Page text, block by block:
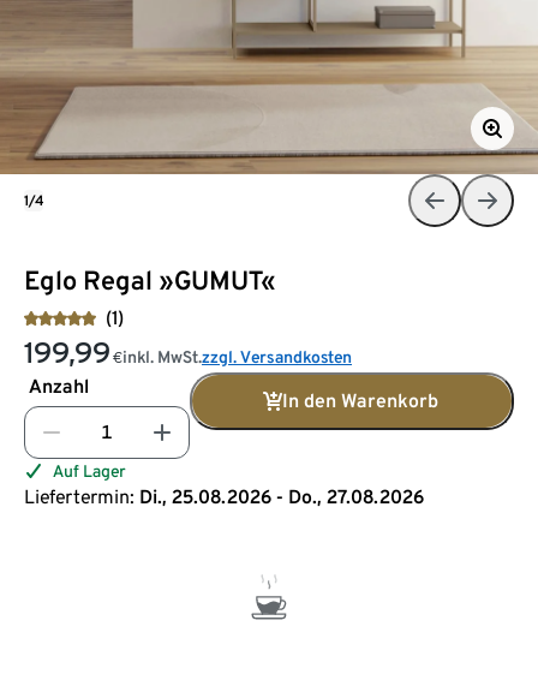
Eglo Regal »GUMUT«
(1)
199,99 €inkl. MwSt.zzgl. Versandkosten
Anzahl
In den Warenkorb
Auf Lager
Liefertermin: Di., 25.08.2026 - Do., 27.08.2026
1/4